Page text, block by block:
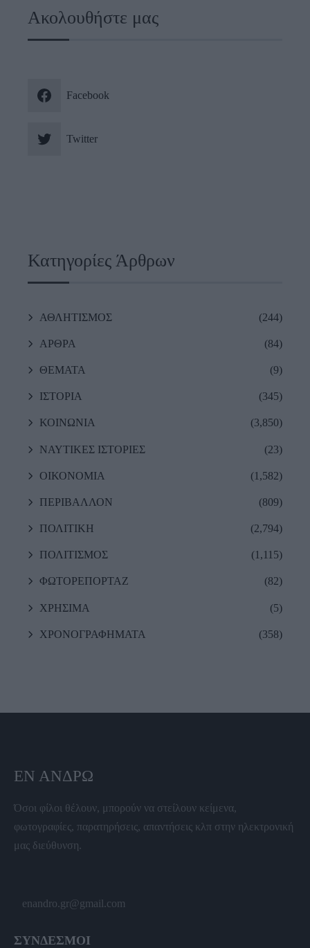
Ακολουθήστε μας
Facebook
Twitter
Κατηγορίες Άρθρων
ΑΘΛΗΤΙΣΜΟΣ (244)
ΑΡΘΡΑ (84)
ΘΕΜΑΤΑ (9)
ΙΣΤΟΡΙΑ (345)
ΚΟΙΝΩΝΙΑ (3,850)
ΝΑΥΤΙΚΕΣ ΙΣΤΟΡΙΕΣ (23)
ΟΙΚΟΝΟΜΙΑ (1,582)
ΠΕΡΙΒΑΛΛΟΝ (809)
ΠΟΛΙΤΙΚΗ (2,794)
ΠΟΛΙΤΙΣΜΟΣ (1,115)
ΦΩΤΟΡΕΠΟΡΤΑΖ (82)
ΧΡΗΣΙΜΑ (5)
ΧΡΟΝΟΓΡΑΦΗΜΑΤΑ (358)
ΕΝ ΆΝΔΡΩ
Όσοι φίλοι θέλουν, μπορούν να στείλουν κείμενα,
φωτογραφίες, παρατηρήσεις, απαντήσεις κλπ στην ηλεκτρονική
μας διεύθυνση.
enandro.gr@gmail.com
ΣΥΝΔΕΣΜΟΙ